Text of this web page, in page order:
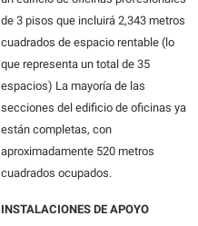
de 3 pisos que incluirá 2,343 metros
cuadrados de espacio rentable (lo
que representa un total de 35
espacios) La mayoría de las
secciones del edificio de oficinas ya
están completas, con
aproximadamente 520 metros
cuadrados ocupados.
INSTALACIONES DE APOYO